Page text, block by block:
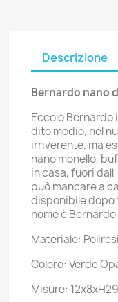
Descrizione
Bernardo nano
Eccolo Bernardo
dito medio, nel
irriverente, ma
nano monello,
in casa, fuori
può mancare a
disponibile dopo
nome è
Materiale:
Colore: Verde
Misure: 12x8xH29